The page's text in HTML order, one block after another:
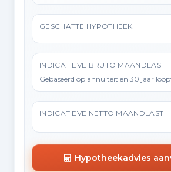
GESCHATTE HYPOTHEEK
INDICATIEVE BRUTO MAANDLAST
Gebaseerd op annuïteit en 30 jaar
INDICATIEVE NETTO MAANDLAST
Hypotheekadvies